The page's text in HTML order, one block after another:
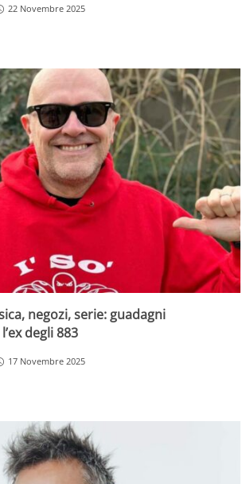
22 Novembre 2025
negozi, serie: guadagni
degli 883
17 Novembre 2025